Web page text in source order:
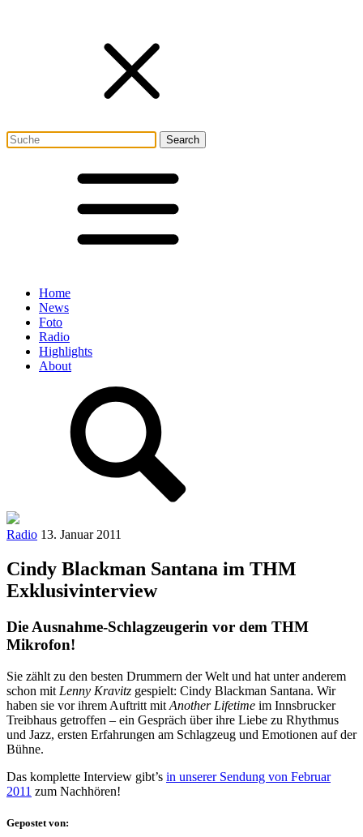
Home
News
Foto
Radio
Highlights
About
Radio 13. Januar 2011
Cindy Blackman Santana im THM
Exklusivinterview
Die Ausnahme-Schlagzeugerin vor dem THM
Mikrofon!
Sie zählt zu den besten Drummern der Welt und hat unter anderem
schon mit Lenny Kravitz gespielt: Cindy Blackman Santana. Wir
haben sie vor ihrem Auftritt mit Another Lifetime im Innsbrucker
Treibhaus getroffen – ein Gespräch über ihre Liebe zu Rhythmus
und Jazz, ersten Erfahrungen am Schlagzeug und Emotionen auf der
Bühne.
Das komplette Interview gibt’s in unserer Sendung von Februar
2011 zum Nachhören!
Gepostet von: